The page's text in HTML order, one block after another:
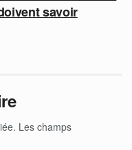
savoir
Les champs